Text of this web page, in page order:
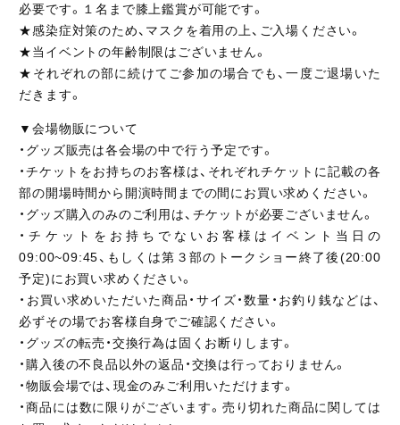
必要です。１名まで膝上鑑賞が可能です。
★感染症対策のため、マスクを着用の上、ご入場ください。
★当イベントの年齢制限はございません。
★それぞれの部に続けてご参加の場合でも、一度ご退場いた
だきます。
▼会場物販について
・グッズ販売は各会場の中で行う予定です。
・チケットをお持ちのお客様は、それぞれチケットに記載の各
部の開場時間から開演時間までの間にお買い求めください。
・グッズ購入のみのご利用は、チケットが必要ございません。
・チケットをお持ちでないお客様はイベント当日の
09:00~09:45、もしくは第３部のトークショー終了後(20:00
予定)にお買い求めください。
・お買い求めいただいた商品・サイズ・数量・お釣り銭などは、
必ずその場でお客様自身でご確認ください。
・グッズの転売・交換行為は固くお断りします。
・購入後の不良品以外の返品・交換は行っておりません。
・物販会場では、現金のみご利用いただけます。
・商品には数に限りがございます。売り切れた商品に関しては